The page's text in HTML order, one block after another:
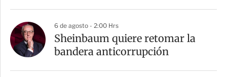
6 de agosto - 2:00 Hrs
Sheinbaum quiere retomar la
bandera anticorrupción